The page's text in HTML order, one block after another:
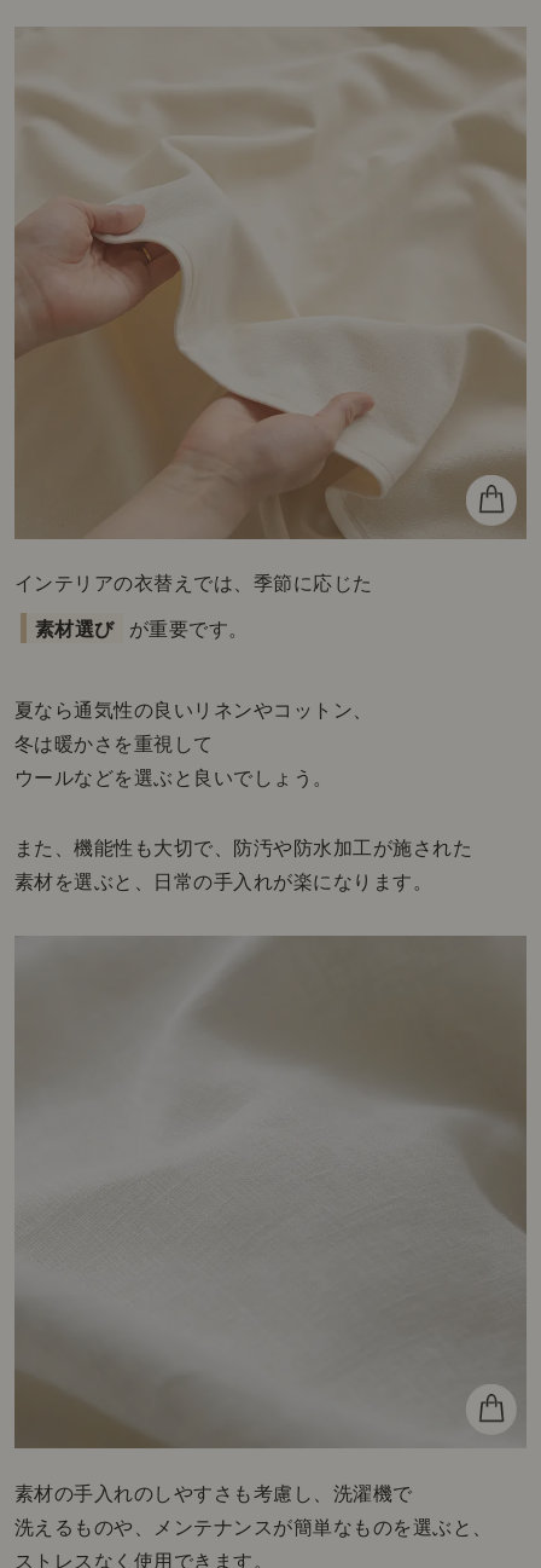
インテリアの衣替えでは、季節に応じた
素材選び が重要です。
夏なら通気性の良いリネンやコットン、
冬は暖かさを重視して
ウールなどを選ぶと良いでしょう。
また、機能性も大切で、防汚や防水加工が施された
素材を選ぶと、日常の手入れが楽になります。
素材の手入れのしやすさも考慮し、洗濯機で
洗えるものや、メンテナンスが簡単なものを選ぶと、
ストレスなく使用できます。